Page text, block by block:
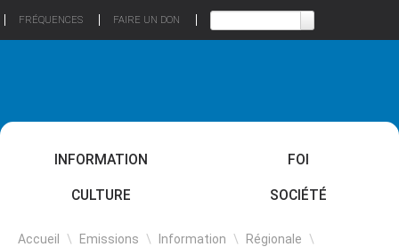
FRÉQUENCES FAIRE UN DON
INFORMATION FOI
CULTURE SOCIÉTÉ
Accueil \ Emissions \ Information \ Régionale \